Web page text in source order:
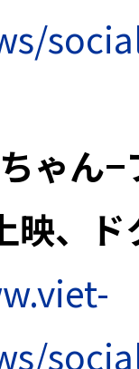
ゃん
映、